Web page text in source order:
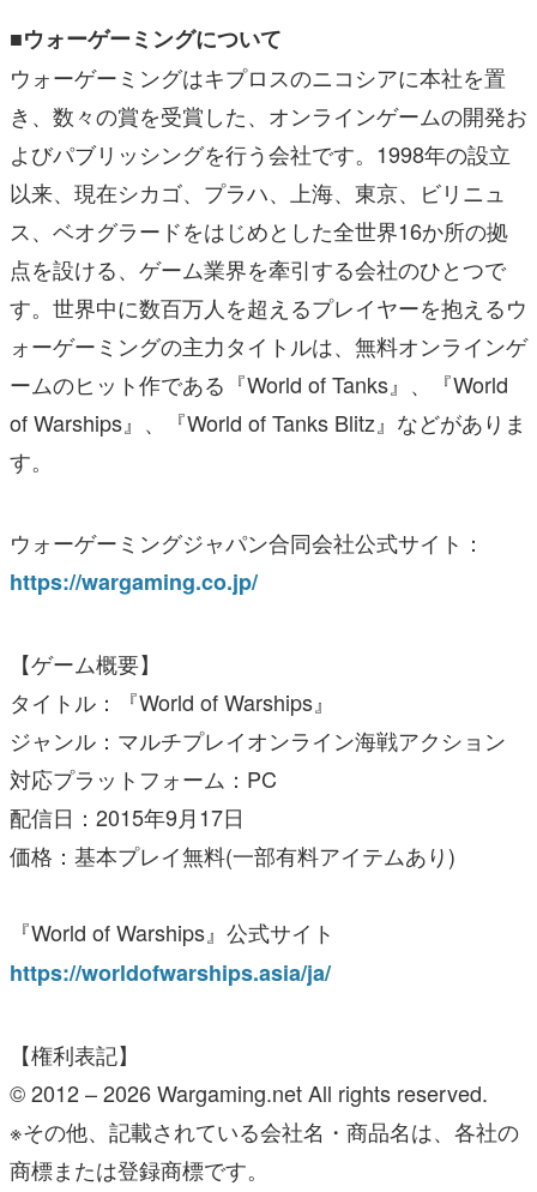
■ウォーゲーミングについて
ウォーゲーミングはキプロスのニコシアに本社を置
き、数々の賞を受賞した、オンラインゲームの開発お
よびパブリッシングを行う会社です。1998年の設立
以来、現在シカゴ、プラハ、上海、東京、ビリニュ
ス、ベオグラードをはじめとした全世界16か所の拠
点を設ける、ゲーム業界を牽引する会社のひとつで
す。世界中に数百万人を超えるプレイヤーを抱えるウ
ォーゲーミングの主力タイトルは、無料オンラインゲ
ームのヒット作である『World of Tanks』、『World
of Warships』、『World of Tanks Blitz』などがありま
す。
ウォーゲーミングジャパン合同会社公式サイト：
https://wargaming.co.jp/
【ゲーム概要】
タイトル：『World of Warships』
ジャンル：マルチプレイオンライン海戦アクション
対応プラットフォーム：PC
配信日：2015年9月17日
価格：基本プレイ無料(一部有料アイテムあり)
『World of Warships』公式サイト
https://worldofwarships.asia/ja/
【権利表記】
© 2012 – 2026 Wargaming.net All rights reserved.
※その他、記載されている会社名・商品名は、各社の
商標または登録商標です。